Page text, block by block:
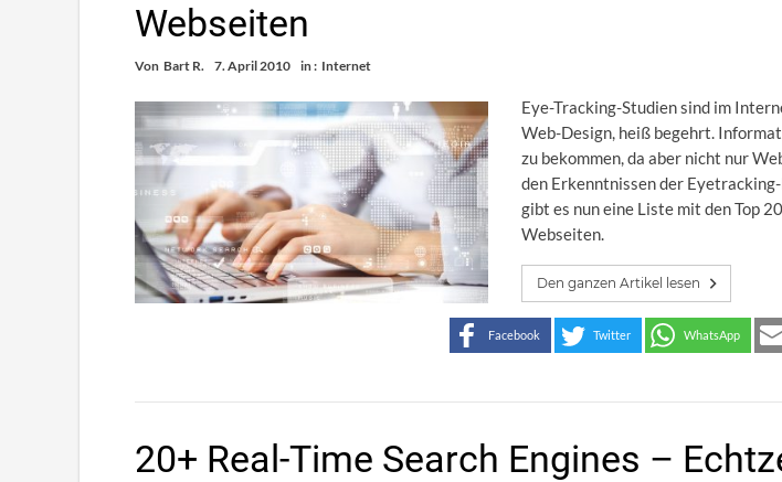
Webseiten
Von Bart R. 7. April 2010 in : Internet
Eye-Tracking-Studien sind im
Web-Design, heiß begehrt.
zu bekommen, da aber nicht nur
den Erkenntnissen der
gibt es nun eine Liste mit den Top
Webseiten.
Den ganzen Artikel lesen
Facebook Twitter WhatsApp
20+ Real-Time Search Engines –